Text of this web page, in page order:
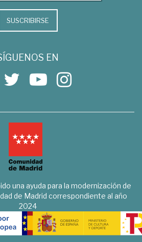
SUSCRIBIRSE
EN
una ayuda para la modernización de
de Madrid correspondiente al año
2024